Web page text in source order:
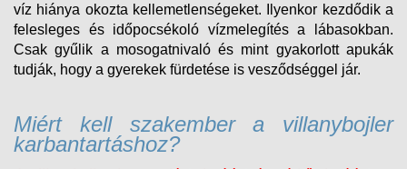
víz hiánya okozta kellemetlenségeket. Ilyenkor kezdődik a
felesleges és időpocsékoló vízmelegítés a lábasokban.
Csak gyűlik a mosogatnivaló és mint gyakorlott apukák
tudják, hogy a gyerekek fürdetése is vesződséggel jár.
Miért kell szakember a villanybojler
karbantartáshoz?